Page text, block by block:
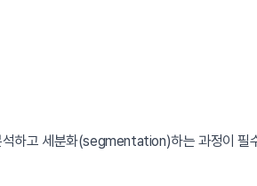
석하고 세분화(segmentation)하는 과정이 필